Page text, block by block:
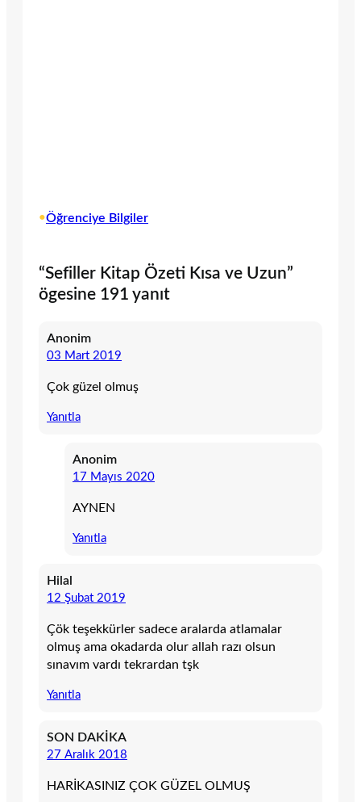
•Öğrenciye Bilgiler
“Sefiller Kitap Özeti Kısa ve Uzun”
ögesine 191 yanıt
Anonim
03 Mart 2019
Çok güzel olmuş
Yanıtla
Anonim
17 Mayıs 2020
AYNEN
Yanıtla
Hilal
12 Şubat 2019
Çök teşekkürler sadece aralarda atlamalar
olmuş ama okadarda olur allah razı olsun
sınavım vardı tekrardan tşk
Yanıtla
SON DAKİKA
27 Aralık 2018
HARİKASINIZ ÇOK GÜZEL OLMUŞ